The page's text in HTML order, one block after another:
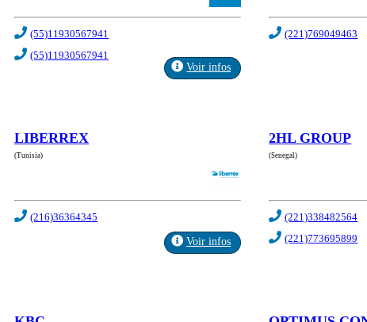
(55)11930567941
(55)11930567941
Voir infos
(221)769049463
LIBERREX
(Tunisia)
(216)36364345
Voir infos
2HL GROUP
(Senegal)
(221)338482564
(221)773695899